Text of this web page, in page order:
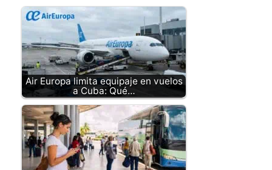
Air Europa limita equipaje en vuelos
a Cuba: Qué…